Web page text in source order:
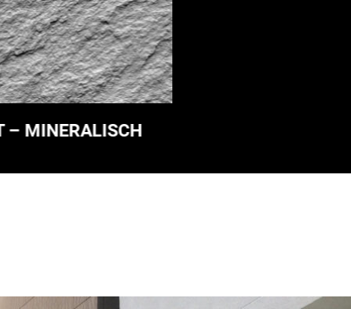
– MINERALISCH